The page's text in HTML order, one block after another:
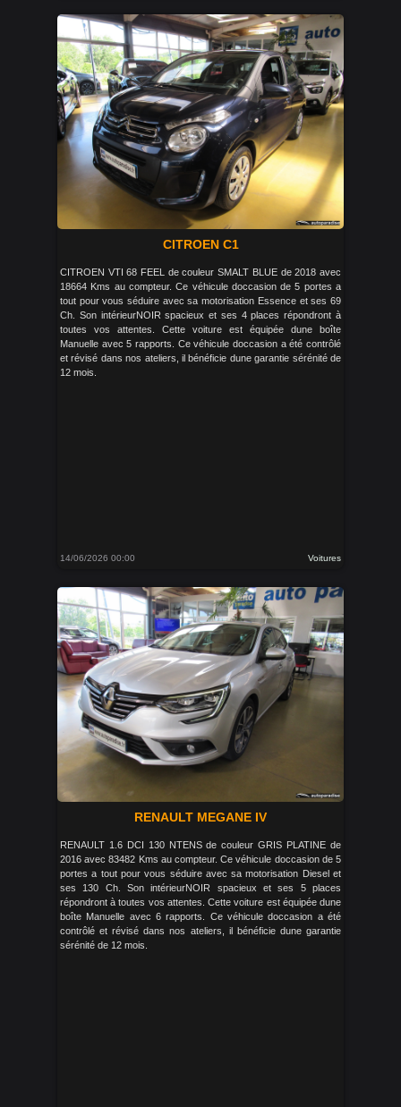
CITROEN C1
CITROEN VTI 68 FEEL de couleur SMALT BLUE de 2018 avec
18664 Kms au compteur. Ce véhicule doccasion de 5 portes a
tout pour vous séduire avec sa motorisation Essence et ses 69
Ch. Son intérieurNOIR spacieux et ses 4 places répondront à
toutes vos attentes. Cette voiture est équipée dune boîte
Manuelle avec 5 rapports. Ce véhicule doccasion a été contrôlé
et révisé dans nos ateliers, il bénéficie dune garantie sérénité de
12 mois.
14/06/2026 00:00 Voitures
RENAULT MEGANE IV
RENAULT 1.6 DCI 130 NTENS de couleur GRIS PLATINE de
2016 avec 83482 Kms au compteur. Ce véhicule doccasion de 5
portes a tout pour vous séduire avec sa motorisation Diesel et
ses 130 Ch. Son intérieurNOIR spacieux et ses 5 places
répondront à toutes vos attentes. Cette voiture est équipée dune
boîte Manuelle avec 6 rapports. Ce véhicule doccasion a été
contrôlé et révisé dans nos ateliers, il bénéficie dune garantie
sérénité de 12 mois.